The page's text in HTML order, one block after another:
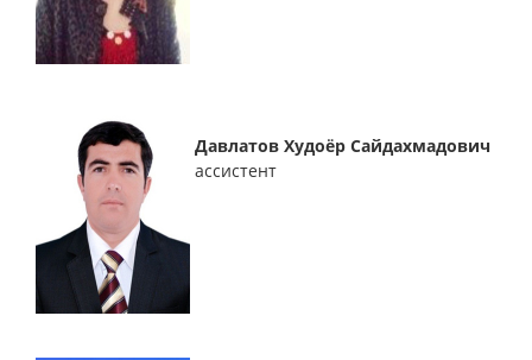
Давлатов Худоёр Сайдахмадович
ассистент